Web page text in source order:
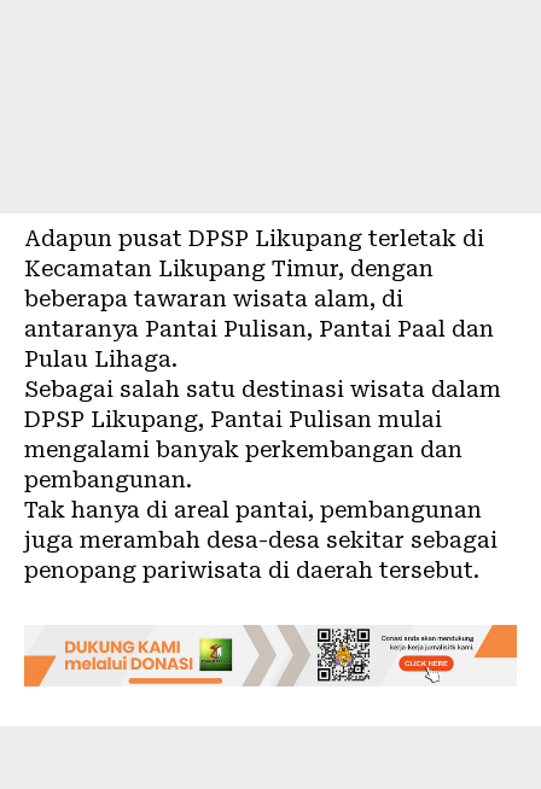
Adapun pusat DPSP Likupang terletak di
Kecamatan Likupang Timur, dengan
beberapa tawaran wisata alam, di
antaranya Pantai Pulisan, Pantai Paal dan
Pulau Lihaga.
Sebagai salah satu destinasi wisata dalam
DPSP Likupang, Pantai Pulisan mulai
mengalami banyak perkembangan dan
pembangunan.
Tak hanya di areal pantai, pembangunan
juga merambah desa-desa sekitar sebagai
penopang pariwisata di daerah tersebut.